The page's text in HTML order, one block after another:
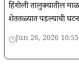
हिंगोली तालुक्यातील
शेततळ्यात पडल्याची
Jun 26, 2026